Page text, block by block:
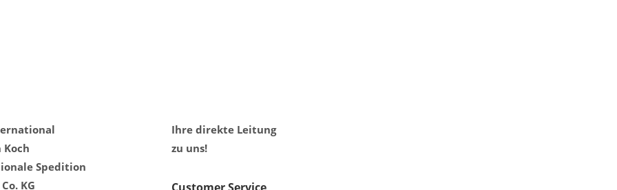
Spedition
KG
Ihre direkte Leitung
zu uns!